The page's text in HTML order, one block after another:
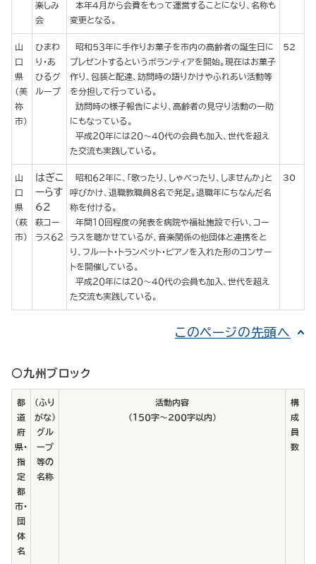
楽しみ
会
本年４月から会費をもって運営することになり、名称も
変更となる。
山
口
県
（美
祢
市）
ひまわ
り・あ
ひるグ
ループ
昭和５３年に手作りお菓子を市内の高齢者の誕生日に
プレゼントするというボランティアを開始。現在はお菓子
作り、包装と配達、訪問時の語りかけやふれあい活動等
を分担して行っている。
訪問時の様子報告により、高齢者の見守り活動の一助
にもなっている。
平成２０年には２０～４０代の会員も加入、世代を超え
た交流も実践している。
52
山
口
県
（萩
市）
はぎこ
ーらす
62
萩コー
ラス６２
昭和６２年に、「歌ったり、しゃべったり、しませんか」と
呼びかけ、退職教職員８名で発足。退職年にちなんだ名
称を付ける。
年間１０回程度の発表を病院や福祉施設で行い、コー
ラスを聴かせているが、音楽関係の他団体と連携をと
り、フルート・トランペット・ピアノを入れた形のコンサー
トを開催している。
平成２０年には２０～４０代の会員も加入、世代を超え
た交流も実践している。
30
このページの先頭へ
○九州ブロック
都
道
府
県・
指
定
都
市・
団
体
名
（ふり
がな）
グル
ープ
等の
名称
活動内容
（１５０字～２００字以内）
構
成
員
数